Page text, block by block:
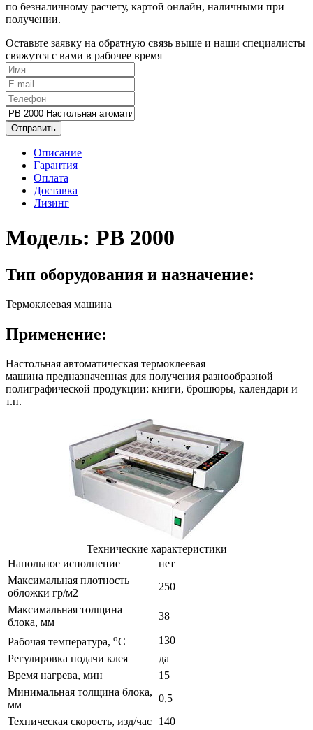
по безналичному расчету, картой онлайн, наличными при
получении.
Оставьте заявку на обратную связь выше и наши специалисты
свяжутся с вами в рабочее время
Отправить
Описание
Гарантия
Оплата
Доставка
Лизинг
Модель: PB 2000
Тип оборудования и назначение:
Термоклеевая машина
Применение:
Настольная автоматическая термоклеевая
машина предназначенная для получения разнообразной
полиграфической продукции: книги, брошюры, календари и
т.п.
Технические характеристики
Напольное исполнение
нет
Максимальная плотность
обложки гр/м2
250
Максимальная толщина
блока, мм
38
Рабочая температура, oС
130
Регулировка подачи клея
да
Время нагрева, мин
15
Минимальная толщина блока,
мм
0,5
Техническая скорость, изд/час
140